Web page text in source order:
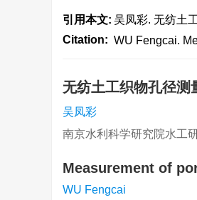
引用本文: 吴凤彩. 无纺土
Citation: WU Fengcai.
无纺土工织物孔径测
吴凤彩
南京水利科学研究院水工
Measurement of
WU Fengcai